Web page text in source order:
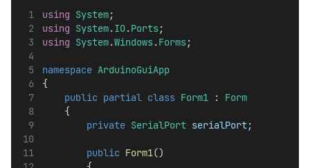
using System;
using System.IO.Ports;
using System.Windows.Forms;
namespace ArduinoGuiApp
{
public partial class Form1 : Form
    {
private SerialPort serialPort;
public Form1()